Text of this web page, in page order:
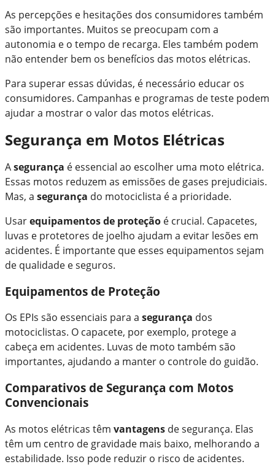
As percepções e hesitações dos consumidores também
são importantes. Muitos se preocupam com a
autonomia e o tempo de recarga. Eles também podem
não entender bem os benefícios das motos elétricas.
Para superar essas dúvidas, é necessário educar os
consumidores. Campanhas e programas de teste podem
ajudar a mostrar o valor das motos elétricas.
Segurança em Motos Elétricas
Asegurança é essencial ao escolher uma moto elétrica.
Essas motos reduzem as emissões de gases prejudiciais.
Mas, a segurança do motociclista é a prioridade.
Usarequipamentos de proteção é crucial. Capacetes,
luvas e protetores de joelho ajudam a evitar lesões em
acidentes. É importante que esses equipamentos sejam
de qualidade e seguros.
Equipamentos de Proteção
Os EPIs são essenciais para a segurança dos
motociclistas. O capacete, por exemplo, protege a
cabeça em acidentes. Luvas de moto também são
importantes, ajudando a manter o controle do guidão.
Comparativos de Segurança com Motos
Convencionais
As motos elétricas têm vantagens de segurança. Elas
têm um centro de gravidade mais baixo, melhorando a
estabilidade. Isso pode reduzir o risco de acidentes.